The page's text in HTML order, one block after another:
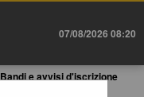
07/08/2026 08:20
Bandi e avvisi d'iscrizione